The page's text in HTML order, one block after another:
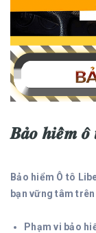
𝑩𝒂̉𝒐 𝒉𝒊𝒆̂̉𝒎 𝒐̂
Bảo hiểm Ô tô
bạn vững tâm
Phạm vi bảo